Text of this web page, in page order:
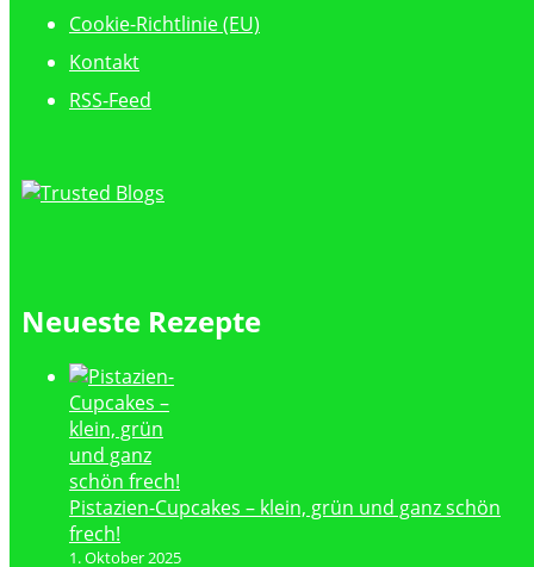
Cookie-Richtlinie (EU)
Kontakt
RSS-Feed
Neueste Rezepte
Pistazien-Cupcakes – klein, grün und ganz schön
frech!
1. Oktober 2025